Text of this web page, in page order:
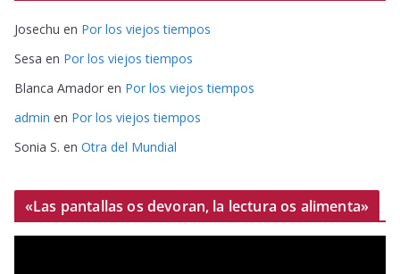
Josechu en Por los viejos tiempos
Sesa en Por los viejos tiempos
Blanca Amador en Por los viejos tiempos
admin en Por los viejos tiempos
Sonia S. en Otra del Mundial
«Las pantallas os devoran, la lectura os alimenta»